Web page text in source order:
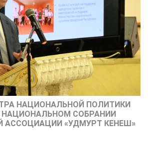
НАЦИОНАЛЬНОЙ ПОЛИТИКИ
НАЦИОНАЛЬНОМ СОБРАНИИ
АССОЦИАЦИИ «УДМУРТ КЕНЕШ»